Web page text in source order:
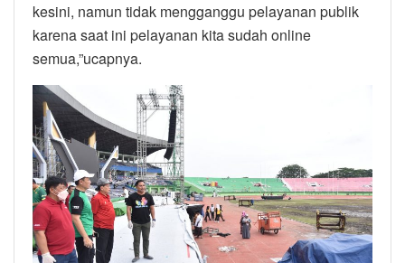
kesini, namun tidak mengganggu pelayanan publik
karena saat ini pelayanan kita sudah online
semua,”ucapnya.